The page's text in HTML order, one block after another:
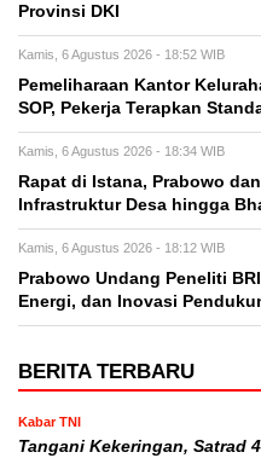
Provinsi DKI
Kamis, 6 Agustus 2026 - 18:52 WIB
Pemeliharaan Kantor
SOP, Pekerja Terapkan
Kamis, 6 Agustus 2026 - 18:34 WIB
Rapat di Istana, Prabowo
Infrastruktur Desa hingga
Kamis, 6 Agustus 2026 - 18:12 WIB
Prabowo Undang Peneliti
Energi, dan Inovasi
BERITA TERBARU
Kabar TNI
Tangani Kekeringan, Satrad